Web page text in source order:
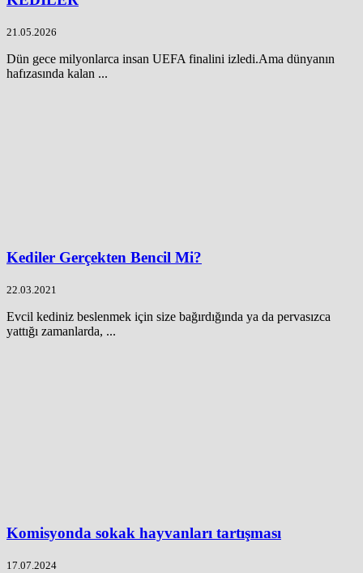
21.05.2026
Dün gece milyonlarca insan UEFA finalini izledi.Ama dünyanın
hafızasında kalan ...
Kediler Gerçekten Bencil Mi?
22.03.2021
Evcil kediniz beslenmek için size bağırdığında ya da pervasızca
yattığı zamanlarda, ...
Komisyonda sokak hayvanları tartışması
17.07.2024